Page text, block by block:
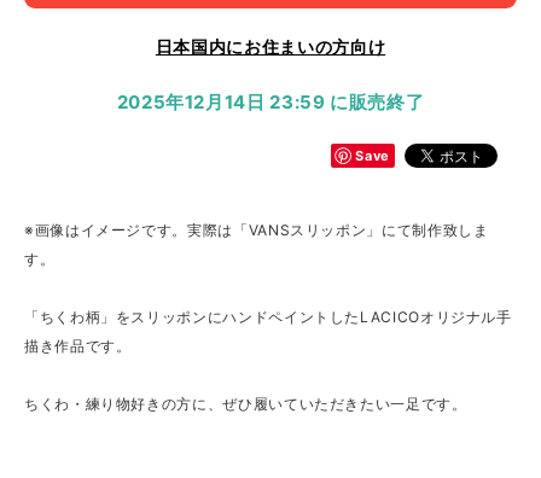
日本国内にお住まいの方向け
2025年12月14日 23:59 に販売終了
Save
※画像はイメージです。実際は「VANSスリッポン」にて制作致しま
す。
「ちくわ柄」をスリッポンにハンドペイントしたLACICOオリジナル手
描き作品です。
ちくわ・練り物好きの方に、ぜひ履いていただきたい一足です。